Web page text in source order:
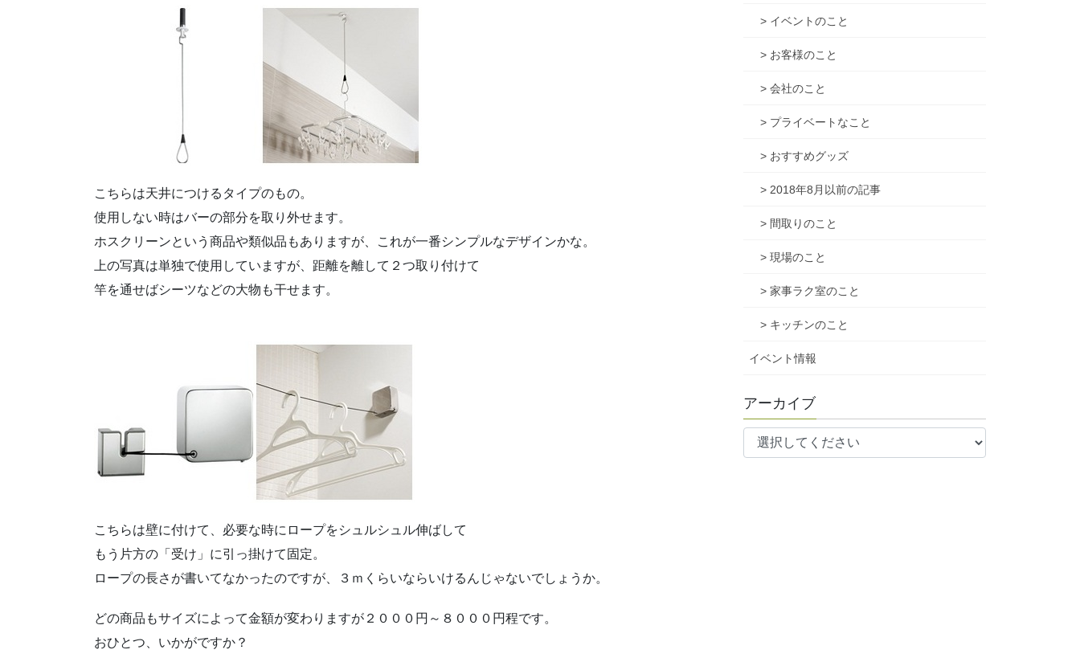
こちらは天井につけるタイプのもの。
使用しない時はバーの部分を取り外せます。
ホスクリーンという商品や類似品もありますが、これが一番シンプルなデザインかな。
上の写真は単独で使用していますが、距離を離して２つ取り付けて
竿を通せばシーツなどの大物も干せます。
こちらは壁に付けて、必要な時にロープをシュルシュル伸ばして
もう片方の「受け」に引っ掛けて固定。
ロープの長さが書いてなかったのですが、３ｍくらいならいけるんじゃないでしょうか。
どの商品もサイズによって金額が変わりますが２０００円～８０００円程です。
おひとつ、いかがですか？
> イベントのこと
> お客様のこと
> 会社のこと
> プライベートなこと
> おすすめグッズ
> 2018年8月以前の記事
> 間取りのこと
> 現場のこと
> 家事ラク室のこと
> キッチンのこと
イベント情報
アーカイブ